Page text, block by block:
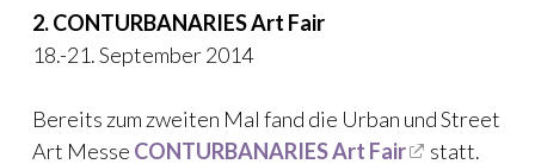
2. CONTURBANARIES Art Fair
18.-21. September 2014
Bereits zum zweiten Mal fand die Urban und Street
Art Messe CONTURBANARIES Art Fair
statt.